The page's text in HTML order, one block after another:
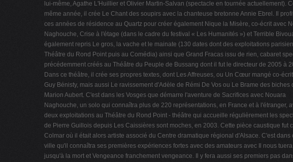
lui-même, Agathe L'Huillier et Olivier Martin-Salvan (spectacle en tournée actuellement).
même année, il crée Le Chant des soupirs avec la chanteuse bretonne Annie Ebrel. Il
ces années de résidence au Quartz pour créer également Nique la Misère, co-écrit avec
Naghouche, Crise à l'étage (dans le cadre du festival « Les Humanités ») et Terrible
également repris Le gros, la vache et le mainate (130 dates dont des exploitations
Théâtre du Rond Point puis au Comédia) ainsi que Grand Fracas issu de rien, cabaret
précédemment créés au Théâtre du Peuple de Bussang dont il fut le directeur de 2005 à
Dans ce théâtre, il crée ses propres textes, dont Les Affreuses, ou Un Cœur mangé co-
Guy Bénisty, mais aussi Le ravissement d'Adèle de Rémi De Vos ou Le Brame des biches
Marion Aubert. C'est dans les Vosges que démarre l'aventure de Sacrifices avec Nouara
Naghouche, un solo qui connaîtra plus de 220 représentations, en France et à l'étranger,
deux exploitations au Théâtre du Rond Point - théâtre qui accueille régulièrement les
de Pierre Guillois depuis Les Caissières sont moches, en 2003. Cette pièce caustique fut
Colmar où il était alors artiste associé du Centre dramatique régional d'Alsace. C'est dans
ville qu'il connaîtra ses premières expériences fortes avec des amateurs avec Il nous
jusqu'à la mort et Vengeance franchement vengeance. Il y fera aussi ses premiers pas